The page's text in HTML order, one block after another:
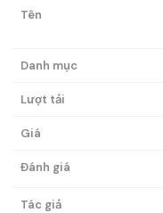
Tên
Danh mục
Lượt tải
Giá
Đánh giá
Tác giả